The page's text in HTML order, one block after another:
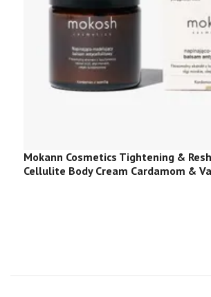
Mokann Cosmetics Tightening &
Cellulite Body Cream Cardamom &